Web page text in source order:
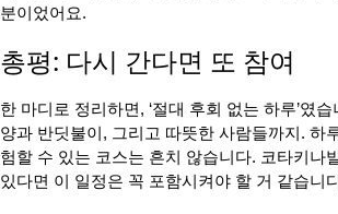
분이었어요.
총평: 다시 간다면 또 참여
한 마디로 정리하면, ‘절대 후회 없는 하루’였
양과 반딧불이, 그리고 따뜻한 사람들까지. 하
험할 수 있는 코스는 흔치 않습니다. 코타키나
있다면 이 일정은 꼭 포함시켜야 할 거 같습니